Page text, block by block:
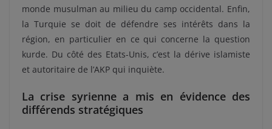
monde musulman au milieu du camp occidental. Enfin,
la Turquie se doit de défendre ses intérêts dans la
région, en particulier en ce qui concerne la question
kurde. Du côté des Etats-Unis, c’est la dérive islamiste
et autoritaire de l’AKP qui inquiète.
La crise syrienne a mis en évidence des
différends stratégiques